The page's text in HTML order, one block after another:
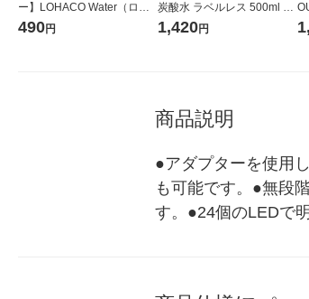
ー】LOHACO Water（ロハ
コウォーター）2L ラベルレ
490円
炭酸水 ラベルレス 500ml 1
箱（24本入）
1,420円
商品説明
●アダプターを使用
も可能です。●無段
す。●24個のLEDで